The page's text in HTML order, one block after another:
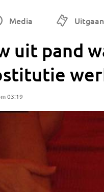
Media Uitgaan
uit pand
03:19